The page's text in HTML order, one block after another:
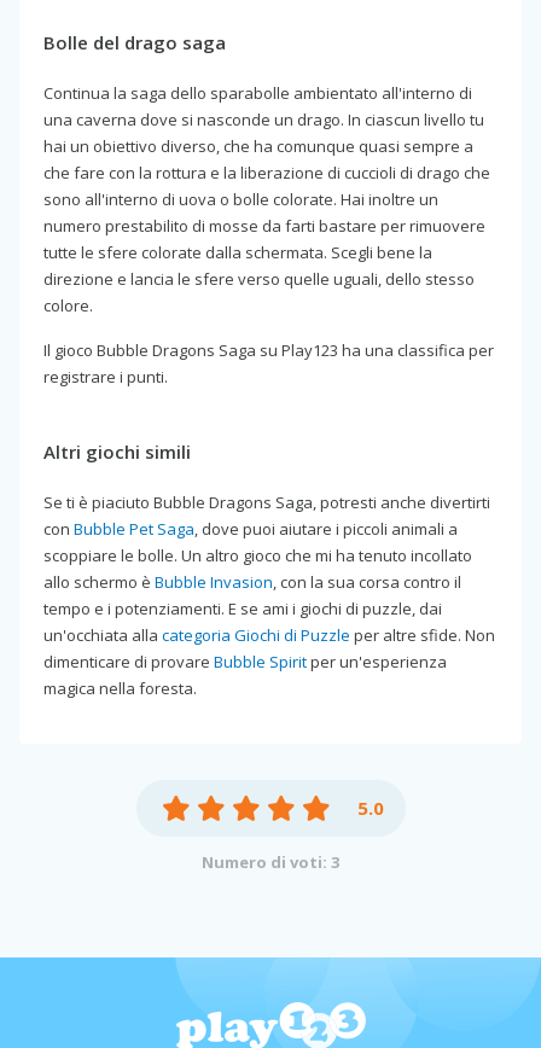
Bolle del drago saga
Continua la saga dello sparabolle ambientato all'interno di
una caverna dove si nasconde un drago. In ciascun livello tu
hai un obiettivo diverso, che ha comunque quasi sempre a
che fare con la rottura e la liberazione di cuccioli di drago che
sono all'interno di uova o bolle colorate. Hai inoltre un
numero prestabilito di mosse da farti bastare per rimuovere
tutte le sfere colorate dalla schermata. Scegli bene la
direzione e lancia le sfere verso quelle uguali, dello stesso
colore.
Il gioco Bubble Dragons Saga su Play123 ha una classifica per
registrare i punti.
Altri giochi simili
Se ti è piaciuto Bubble Dragons Saga, potresti anche divertirti
con Bubble Pet Saga, dove puoi aiutare i piccoli animali a
scoppiare le bolle. Un altro gioco che mi ha tenuto incollato
allo schermo è Bubble Invasion, con la sua corsa contro il
tempo e i potenziamenti. E se ami i giochi di puzzle, dai
un'occhiata alla categoria Giochi di Puzzle per altre sfide. Non
dimenticare di provare Bubble Spiritper un'esperienza
magica nella foresta.
5.0
Numero di voti: 3